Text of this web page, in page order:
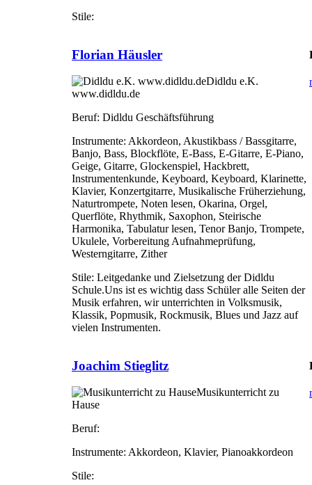
Stile:
Florian Häusler
Didldu e.K.
www.didldu.de
Beruf: Didldu Geschäftsführung
Instrumente: Akkordeon, Akustikbass / Bassgitarre,
Banjo, Bass, Blockflöte, E-Bass, E-Gitarre, E-Piano,
Geige, Gitarre, Glockenspiel, Hackbrett,
Instrumentenkunde, Keyboard, Keyboard, Klarinette,
Klavier, Konzertgitarre, Musikalische Früherziehung,
Naturtrompete, Noten lesen, Okarina, Orgel,
Querflöte, Rhythmik, Saxophon, Steirische
Harmonika, Tabulatur lesen, Tenor Banjo, Trompete,
Ukulele, Vorbereitung Aufnahmeprüfung,
Westerngitarre, Zither
Stile: Leitgedanke und Zielsetzung der Didldu
Schule.Uns ist es wichtig dass Schüler alle Seiten der
Musik erfahren, wir unterrichten in Volksmusik,
Klassik, Popmusik, Rockmusik, Blues und Jazz auf
vielen Instrumenten.
Joachim Stieglitz
Musikunterricht zu
Hause
Beruf:
Instrumente: Akkordeon, Klavier, Pianoakkordeon
Stile: